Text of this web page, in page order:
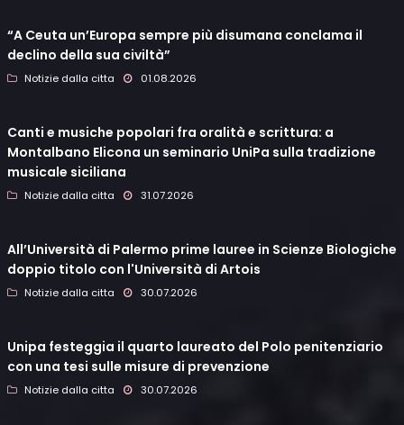
“A Ceuta un’Europa sempre più disumana conclama il
declino della sua civiltà”
Notizie dalla citta 01.08.2026
Canti e musiche popolari fra oralità e scrittura: a
Montalbano Elicona un seminario UniPa sulla tradizione
musicale siciliana
Notizie dalla citta 31.07.2026
All’Università di Palermo prime lauree in Scienze Biologiche
doppio titolo con l'Università di Artois
Notizie dalla citta 30.07.2026
Unipa festeggia il quarto laureato del Polo penitenziario
con una tesi sulle misure di prevenzione
Notizie dalla citta 30.07.2026